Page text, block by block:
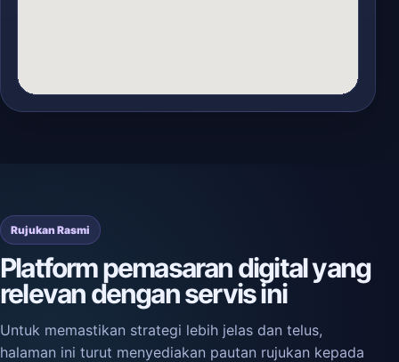
Rujukan Rasmi
Platform pemasaran digital yang
relevan dengan servis ini
Untuk memastikan strategi lebih jelas dan telus,
halaman ini turut menyediakan pautan rujukan kepada